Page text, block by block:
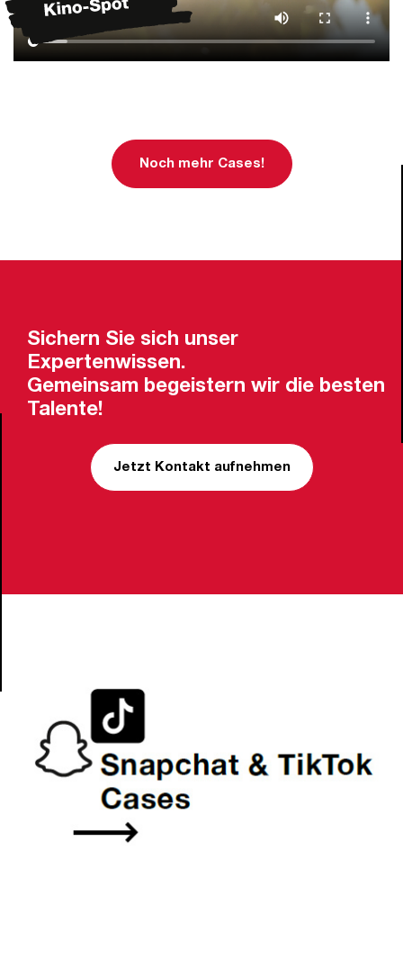
Noch mehr Cases!
Sichern Sie sich unser
Expertenwissen.
Gemeinsam begeistern wir die besten
Talente!
Jetzt Kontakt aufnehmen